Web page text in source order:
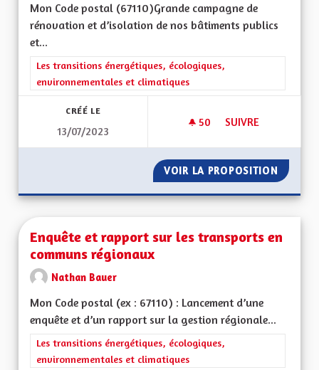
Mon Code postal (67110)Grande campagne de
rénovation et d’isolation de nos bâtiments publics
et...
Filtrer les résultats de la catégorie : Les transitions
Les transitions énergétiques, écologiques,
environnementales et climatiques
CRÉÉ LE
13/07/2023
50 50 ABONNÉS
SUIVRE
VOIR LA PROPOSITION
Enquête et rapport sur les transports en
communs régionaux
Nathan Bauer
Mon Code postal (ex : 67110) : Lancement d’une
enquête et d’un rapport sur la gestion régionale...
Filtrer les résultats de la catégorie : Les transitions
Les transitions énergétiques, écologiques,
environnementales et climatiques